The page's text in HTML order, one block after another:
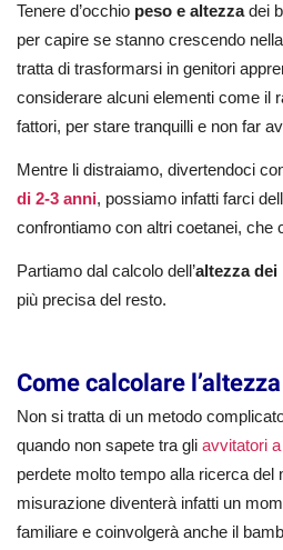
Tenere d’occhio peso e altezzadei
per capire se stanno crescendo
tratta di trasformarsi in genitori
considerare alcuni elementi come il
fattori, per stare tranquilli e non far
Mentre li distraiamo, divertendoci
di 2-3 anni, possiamo infatti farci
confrontiamo con altri coetanei, che
Partiamo dal calcolo dell’altezza dei
più precisa del resto.
Come calcolare l’altezza
Non si tratta di un metodo
quando non sapete tra gli avvitatori
perdete molto tempo alla ricerca del
misurazione diventerà infatti un
familiare e coinvolgerà anche il